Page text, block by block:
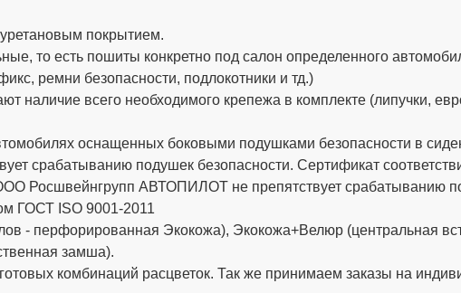
покрытием.
то есть пошиты конкретно под салон определенного
ремни безопасности, подлокотники и тд.)
наличие всего необходимого крепежа в комплекте (липучки,
оснащенных боковыми подушками безопасности в
срабатыванию подушек безопасности. Сертификат
Росшвейнгрупп АВТОПИЛОТ не препятствует срабатыванию
ГОСТ ISO 9001-2011
- перфорированная Экокожа), Экокожа+Велюр (центральная
замша).
комбинаций расцветок. Так же принимаем заказы на